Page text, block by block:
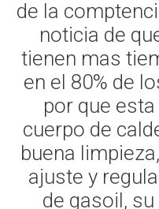
de la
noticia de
tienen mas
en el 80% de
por que
cuerpo de
buena
ajuste y
de gasoil,